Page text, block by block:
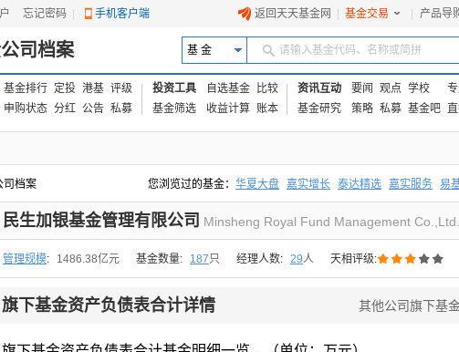
忘记密码 手机客户端 返回天天基金网 基金交易 产品导
司档案 基 金 请输入基金代码、名称或简拼
基金排行 定投 港基 评级
申购状态 分红 公告 私募
投资工具 自选基金
比较
基金筛选
收益计算 账本
资讯互动 要闻 观点 学校
基金研究
策略 私募 基金吧
司档案 您浏览过的基金： 华夏大盘 嘉实增长 泰达精选 嘉实服务 易
易方达上证中盘ETF联接A
民生加银基金管理有限公司 Minsheng Royal Fund Management Co.,Ltd.
管理规模: 1486.38亿元 基金数量: 187只 经理人数: 29人 天相评级:
旗下基金资产负债表合计详情 其他公司旗下基